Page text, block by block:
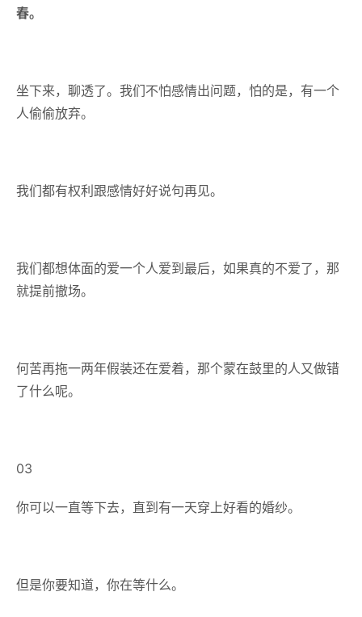
春。
坐下来，聊透了。我们不怕感情出问题，怕的是，有一个
人偷偷放弃。
我们都有权利跟感情好好说句再见。
我们都想体面的爱一个人爱到最后，如果真的不爱了，那
就提前撤场。
何苦再拖一两年假装还在爱着，那个蒙在鼓里的人又做错
了什么呢。
03
你可以一直等下去，直到有一天穿上好看的婚纱。
但是你要知道，你在等什么。